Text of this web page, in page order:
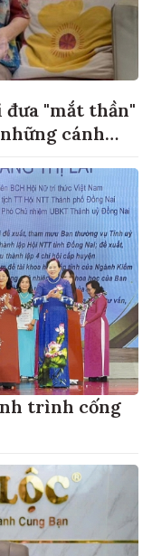
đưa "mắt thần"
cánh
trình cống